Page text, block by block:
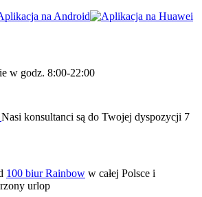
w godz. 8:00-22:00
Nasi konsultanci są do Twojej dyspozycji 7
100 biur Rainbow w całej Polsce i
urlop